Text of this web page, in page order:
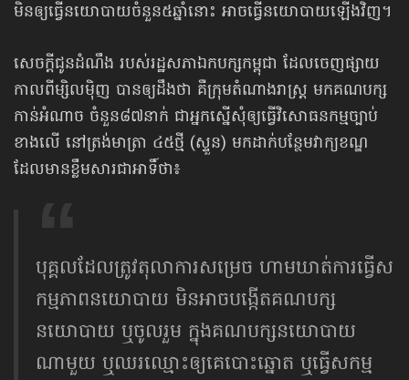
មិនឲ្យធ្វើនយោបាយចំនួន៥ឆ្នាំនោះ អាចធ្វើនយោបាយឡើងវិញ។
សេចក្ដីជូនដំណឹង របស់រដ្ឋសភាឯកបក្សកម្ពុជា ដែលចេញផ្សាយ
កាលពីម្សិលម៉ិញ បានឲ្យដឹងថា គឺក្រុមតំណាងរាស្ត្រ មកគណបក្ស
កាន់អំណាច ចំនួន៨៧នាក់ ជាអ្នកស្នើសុំឲ្យធ្វើវិសោធនកម្មច្បាប់
ខាងលើ នៅត្រង់មាត្រា ៤៥ថ្មី (ស្ទួន) មកដាក់បន្ថែមវាក្យខណ្ឌ
ដែលមានខ្លឹមសារជាអាទិ៍ថា៖
បុគ្គលដែលត្រូវតុលាការសម្រេច ហាមឃាត់ការធ្វើស
កម្មភាពនយោបាយ មិនអាចបង្កើតគណបក្ស
នយោបាយ ឬចូលរួម ក្នុងគណបក្សនយោបាយ
ណាមួយ ឬឈរឈ្មោះឲ្យគេបោះឆ្នោត ឬធ្វើសកម្ម